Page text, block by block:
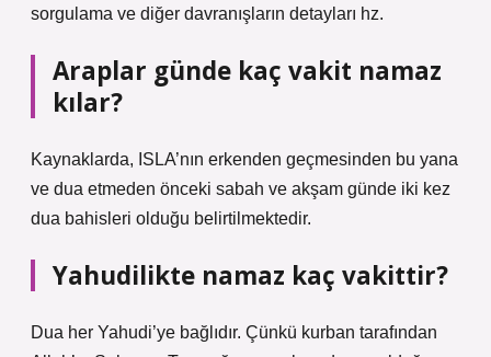
sorgulama ve diğer davranışların detayları hz.
Araplar günde kaç vakit namaz
kılar?
Kaynaklarda, ISLA’nın erkenden geçmesinden bu yana
ve dua etmeden önceki sabah ve akşam günde iki kez
dua bahisleri olduğu belirtilmektedir.
Yahudilikte namaz kaç vakittir?
Dua her Yahudi’ye bağlıdır. Çünkü kurban tarafından